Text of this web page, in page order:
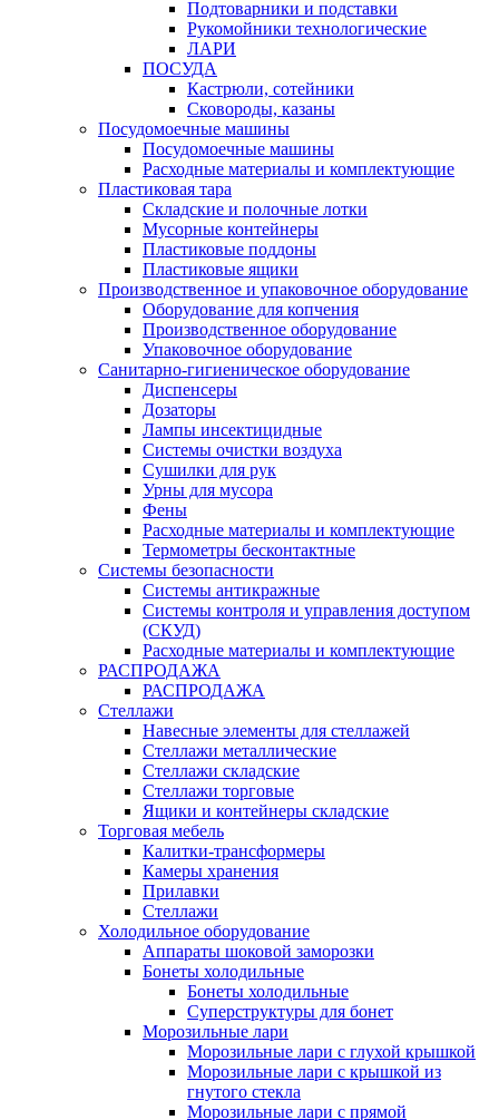
Подтоварники и подставки
Рукомойники технологические
ЛАРИ
ПОСУДА
Кастрюли, сотейники
Сковороды, казаны
Посудомоечные машины
Посудомоечные машины
Расходные материалы и комплектующие
Пластиковая тара
Складские и полочные лотки
Мусорные контейнеры
Пластиковые поддоны
Пластиковые ящики
Производственное и упаковочное оборудование
Оборудование для копчения
Производственное оборудование
Упаковочное оборудование
Санитарно-гигиеническое оборудование
Диспенсеры
Дозаторы
Лампы инсектицидные
Системы очистки воздуха
Сушилки для рук
Урны для мусора
Фены
Расходные материалы и комплектующие
Термометры бесконтактные
Системы безопасности
Системы антикражные
Системы контроля и управления доступом
(СКУД)
Расходные материалы и комплектующие
РАСПРОДАЖА
РАСПРОДАЖА
Стеллажи
Навесные элементы для стеллажей
Стеллажи металлические
Стеллажи складские
Стеллажи торговые
Ящики и контейнеры складские
Торговая мебель
Калитки-трансформеры
Камеры хранения
Прилавки
Стеллажи
Холодильное оборудование
Аппараты шоковой заморозки
Бонеты холодильные
Бонеты холодильные
Суперструктуры для бонет
Морозильные лари
Морозильные лари с глухой крышкой
Морозильные лари с крышкой из
гнутого стекла
Морозильные лари с прямой